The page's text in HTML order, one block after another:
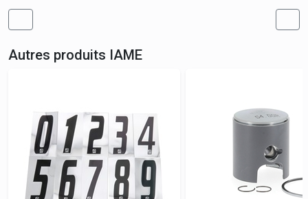
Autres produits IAME